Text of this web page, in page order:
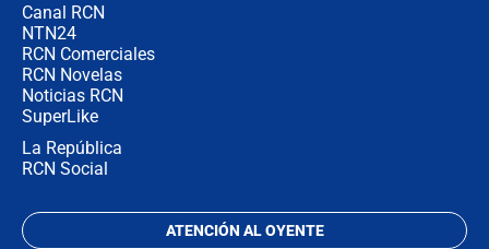
Canal RCN
NTN24
RCN Comerciales
RCN Novelas
Noticias RCN
SuperLike
La República
RCN Social
ATENCIÓN AL OYENTE